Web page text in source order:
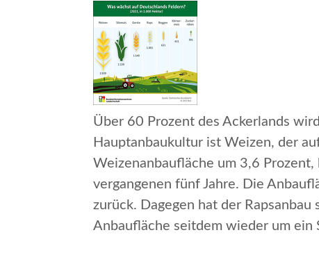
Über 60 Prozent des Ackerlands
Hauptanbaukultur ist Weizen, der
Weizenanbaufläche um 3,6
vergangenen fünf Jahre. Die
zurück. Dagegen hat der
Anbaufläche seitdem wieder um ein